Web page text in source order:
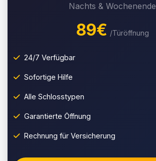
Nachts & Wochenende
89€ /Türöffnung
24/7 Verfügbar
Sofortige Hilfe
Alle Schlosstypen
Garantierte Öffnung
Rechnung für Versicherung